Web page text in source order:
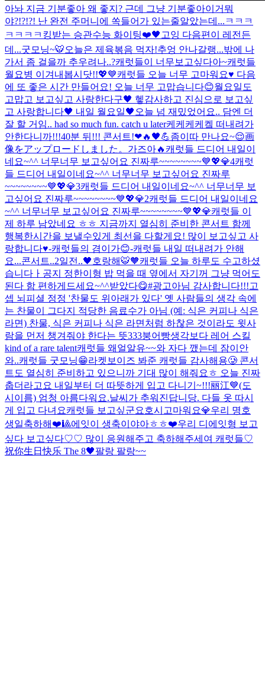
아놔 지금 기분좋아 왜 좋지? 근데 그냥 기분좋아이거뭐
야?!?!?! 난 완전 주머니에 쏙들어가 있는줄알았는데...ㅋㅋㅋ
ㅋㅋㅋㅋ 킹받는 승관수능 화이팅❤️🖤 고잉 다음편이 레전든
데...굿모닝~🐯오늘은 제육볶음 먹자!추엉 안나갈랭...밖에 나
가서 좀 걸을까 추우려나..?캐럿들이 너무보고싶다아~캐럿들
월요병 이겨내봅시닷!!💖💙캐럿들 오늘 너무 고마워요♥️ 다음
에 또 좋은 시간 만들어요! 오늘 너무 고맙습니다😊월요일도
고맙고 보고싶고 사랑한다구🖤 헿감사하고 진심으로 보고싶
고 사랑합니다🖤 내일 월요일🖤 오늘 넘 재밌었어요.. 담엔 더
잘 할 거임.. had so much fun. catch u later케케케케켘 떠내려가
안한다니까!!!40분 뒤!!! 콘서트!❤🔥🖤💪좀이따 만나요~😌画
像をアップロードしました。 가즈아🔥 캐럿들 드디어 내일이
네요~^^ 너무너무 보고싶어요 진짜루~~~~~~~~💙💖💎4캐럿
들 드디어 내일이네요~^^ 너무너무 보고싶어요 진짜루
~~~~~~~~💙💖💎3캐럿들 드디어 내일이네요~^^ 너무너무 보
고싶어요 진짜루~~~~~~~~💙💖💎2캐럿들 드디어 내일이네요
~^^ 너무너무 보고싶어요 진짜루~~~~~~~~💙💖💎캐럿들 이
제 하루 남았네요 ㅎㅎ 지금까지 열심히 준비한 콘서트 함께
행복한시간을 보낼수있게 최선을 다할게요! 많이 보고싶고 사
랑합니다♥️-캐럿들의 겸이가😊-캐럿들 내일 떠내려가 안해
요...콘서트..2일전..🖤호랑해🐯🧡캐럿들 오늘 하루도 수고하셨
습니다ㅏ 공지 정한이형 밥 먹을 때 옆에서 자기꺼 그냥 먹어도
된다 함 편하게드세요~^^받았다😋#광고아님 감사합니다!!!고
셉 뇌피셜 정정 '찬물도 위아래가 있다' 옛 사람들의 생각 속에
는 찬물이 그다지 적당한 음료수가 아님 (예: 식은 커피나 식은
라면) 찬물, 식은 커피나 식은 라면처럼 하찮은 것이라도 윗사
람을 먼저 챙겨줘야 한다는 뜻333붕어빵생각보다 레어 스킬
kind of a rare talent캐럿들 왜얼알유~~와 자다 깼는데 잠이안
와..캐럿들 굿모닝😁라켓보이즈 봐준 캐럿들 감사해용🥲 콘서
트도 열심히 준비하고 있으니까 기대 많이 해줘요ㅎ 오늘 진짜
춥더라고요 내일부터 더 따뜻하게 입고 다니기~!!!丽江💙(도
시이름) 엄청 아름다워요.날씨가 추워진답니당. 다들 옷 따시
게 입고 다녀요캐럿들 보고싶군요호시 고마워요💎우리 명호
생일축하해❤️🎱에잇이 생축이야아ㅎㅎ❤️우리 디에잇형 보고
싶다 보고싶다♡♡ 많이 응원해주고 축하해주세여 캐럿들♡
祝你生日快乐 The 8🖤팔랑 팔랑~~